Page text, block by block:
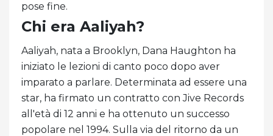
pose fine.
Chi era Aaliyah?
Aaliyah, nata a Brooklyn, Dana Haughton ha
iniziato le lezioni di canto poco dopo aver
imparato a parlare. Determinata ad essere una
star, ha firmato un contratto con Jive Records
all'età di 12 anni e ha ottenuto un successo
popolare nel 1994. Sulla via del ritorno da un